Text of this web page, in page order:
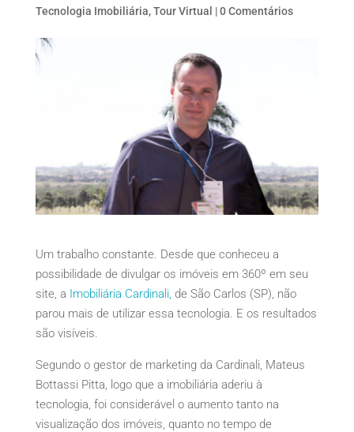
Tecnologia Imobiliária,Tour Virtual |0 Comentários
Um trabalho constante. Desde que conheceu a
possibilidade de divulgar os imóveis em 360º em seu
site, a Imobiliária Cardinali, de São Carlos (SP), não
parou mais de utilizar essa tecnologia. E os resultados
são visíveis.
Segundo o gestor de marketing da Cardinali, Mateus
Bottassi Pitta, logo que a imobiliária aderiu à
tecnologia, foi considerável o aumento tanto na
visualização dos imóveis, quanto no tempo de